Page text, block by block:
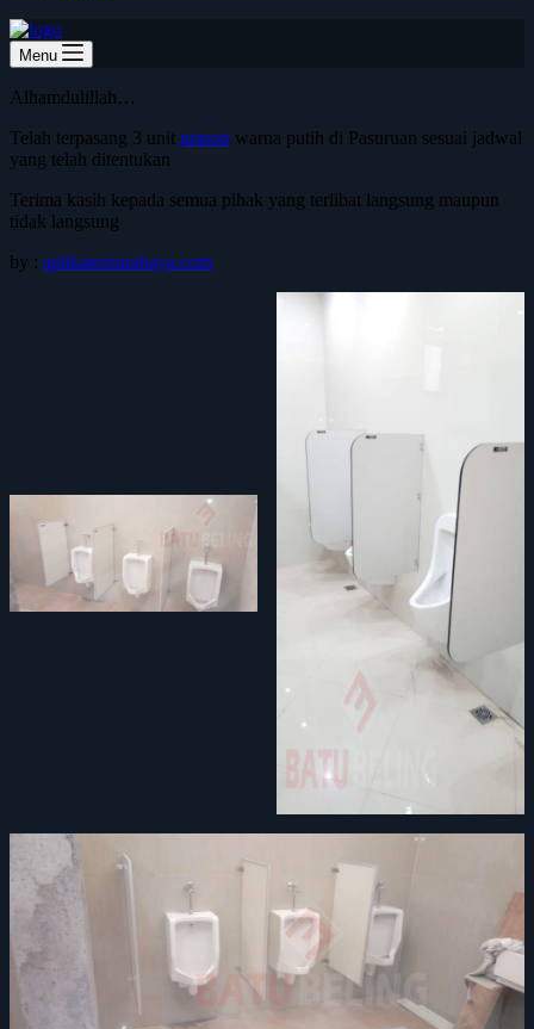
Menu
Alhamdulillah…
Telah terpasang 3 unit urinoirwarna putih di Pasuruan sesuai jadwal
yang telah ditentukan
Terima kasih kepada semua pihak yang terlibat langsung maupun
tidak langsung
by : aplikatorsurabaya.com